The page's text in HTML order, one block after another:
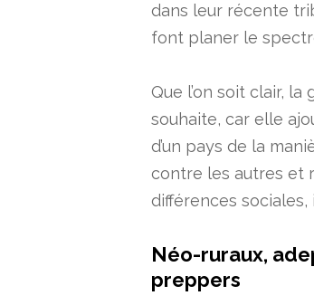
dans leur récente
font planer le
Que l’on soit clair,
souhaite, car elle
d’un pays de la
contre les autres et
différences
Néo-ruraux,
preppers